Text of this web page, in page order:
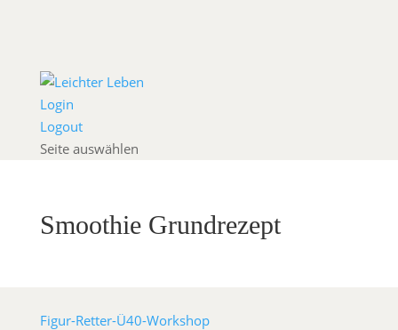
Login
Logout
Seite auswählen
Smoothie Grundrezept
Figur-Retter-Ü40-Workshop